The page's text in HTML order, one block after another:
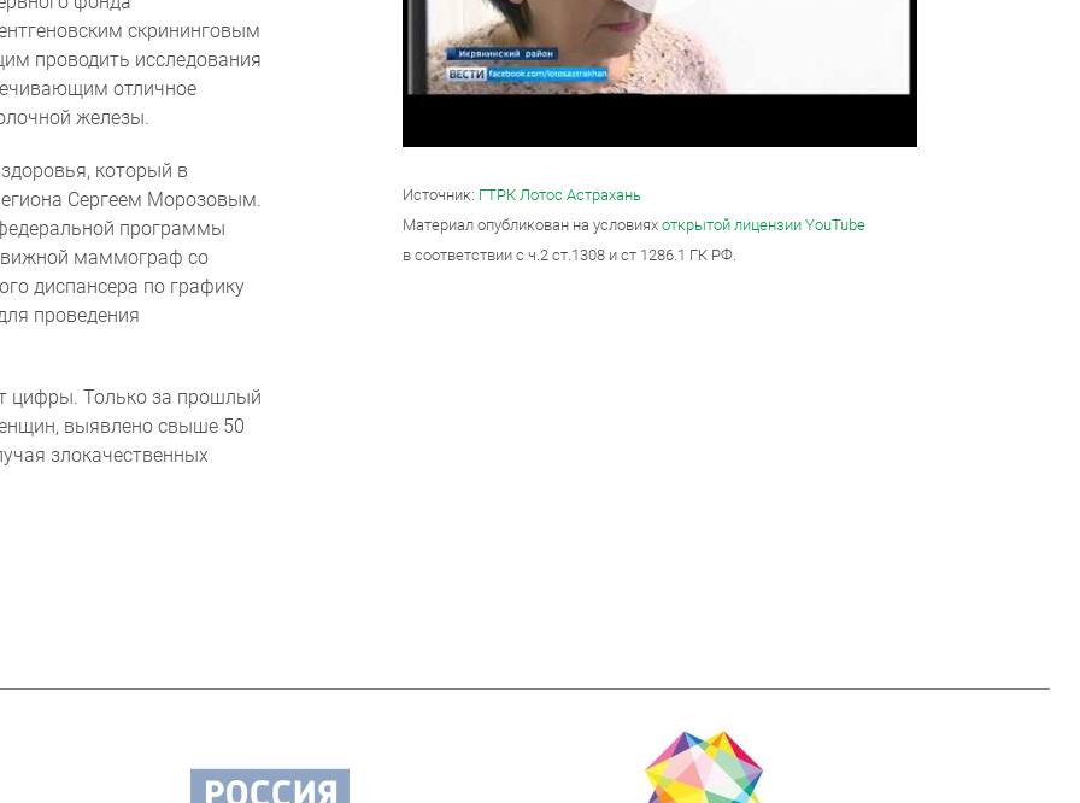
скрининговым
проводить исследования
отличное
железы.
который в
Сергеем Морозовым.
программы
маммограф со
диспансера по графику
проведения
цифры. Только за прошлый
выявлено свыше 50
злокачественных
Источник: ГТРК Лотос Астрахань
Материал опубликован на условиях открытой лицензии YouTube
в соответствии с ч.2 ст.1308 и ст 1286.1 ГК РФ.